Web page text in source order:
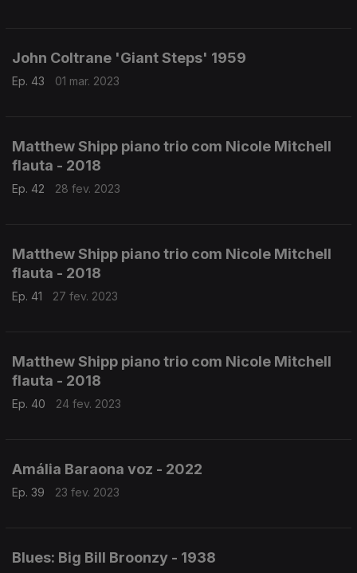
John Coltrane 'Giant Steps' 1959
Ep. 43 01 mar. 2023
Matthew Shipp piano trio com Nicole Mitchell
flauta - 2018
Ep. 42 28 fev. 2023
Matthew Shipp piano trio com Nicole Mitchell
flauta - 2018
Ep. 41 27 fev. 2023
Matthew Shipp piano trio com Nicole Mitchell
flauta - 2018
Ep. 40 24 fev. 2023
Amália Baraona voz - 2022
Ep. 39 23 fev. 2023
Blues: Big Bill Broonzy - 1938